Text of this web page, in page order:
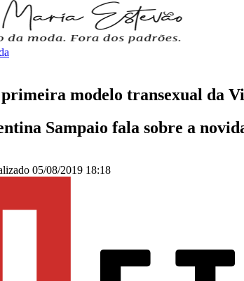
modelo transexual da
Sampaio fala sobre a
05/08/2019 18:18